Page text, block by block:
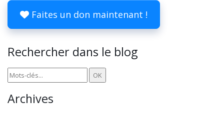
Faites un don maintenant !
Rechercher dans le blog
Archives